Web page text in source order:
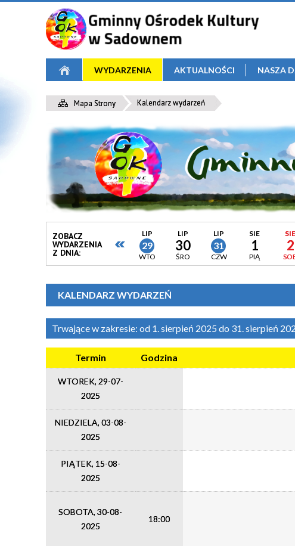
WYDARZENIA AKTUALNOŚCI NASZA
Mapa Strony Kalendarz wydarzeń
ZOBACZ
WYDARZENIA
Z DNIA:
LIP
29
WTO
LIP
30
ŚRO
LIP
31
CZW
SIE
1
PIĄ
SIE
2
KALENDARZ WYDARZEŃ
Trwające w zakresie: od 1. sierpień 2025 do 31. sierpień
Termin Godzina
WTOREK, 29-07-
2025
NIEDZIELA, 03-08-
2025
PIĄTEK, 15-08-
2025
SOBOTA, 30-08-
2025
18:00